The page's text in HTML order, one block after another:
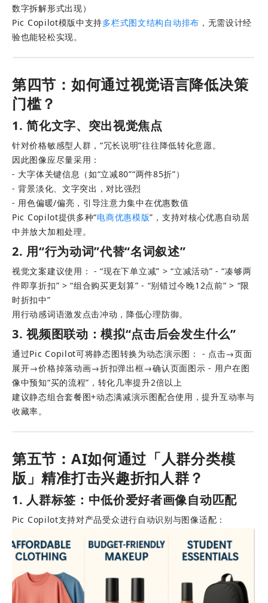
数字拆解形式出现）
Pic Copilot模版中支持多栏式图文结构自动排布 ，无需设计经
验也能轻松实现。
第四节：如何通过视觉语言降低决策
门槛？
1. 简化文字、突出视觉焦点
针对价格敏感型人群，“冗长说明”往往降低转化意愿。
因此图像应尽量采用：
- 大字体关键信息（如“立减80”“两件85折”）
- 背景淡化、文字突出，对比强烈
- 用色偏暖/偏亮，引导注意力集中在优惠数值
Pic Copilot提供多种“电商优惠模版”，支持对核心优惠自动居
中并放大加粗处理。
2. 用“行为动词”代替“名词叙述”
视觉文案建议使用： - “现在下单立减” > “立减活动” - “凑够两
件即享折扣” > “组合购买更划算” - “别错过今晚12点前” > “限
时折扣中”
用行动感词语激发点击冲动，降低心理防御。
3. 视频图联动：模拟“点击后会发生什么”
通过Pic Copilot可将静态图转换为动态演示图： - 点击→页面
展开→价格掉落动画→折扣弹出框→确认页面图示 - 用户在图
像中预知“买的流程”，转化几率提升2倍以上
建议静态组合套餐图+动态满减演示图配合使用，提升互动率与
收藏率。
第五节：AI如何通过「人群分类模
版」精准打击兴趣折扣人群？
1. 人群标签：中低价爱好者画像自动匹配
Pic Copilot支持对产品受众进行自动识别与图像适配：